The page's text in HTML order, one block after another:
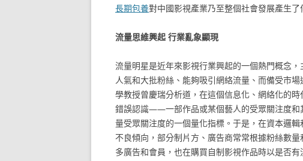
長期包養對中國影視產業乃至整個社會發展產生了
流量思維興起 行業亂象顯現
流量明星是近年來影視行業興起的一個熱門概念
人氣和大批粉絲、能夠吸引網絡流量、而備受市
學教授曾慶瑞分析道，在這個信息化、網絡化的
錯誤認識——一部作品或某個藝人的受眾關注度和
量受眾關注度的一個量化指標。于是，在資本邏
不良傾向，部分制片方、廣告商常常根據粉絲數
多廣告和會員，也在購買自制影視作品時以是否